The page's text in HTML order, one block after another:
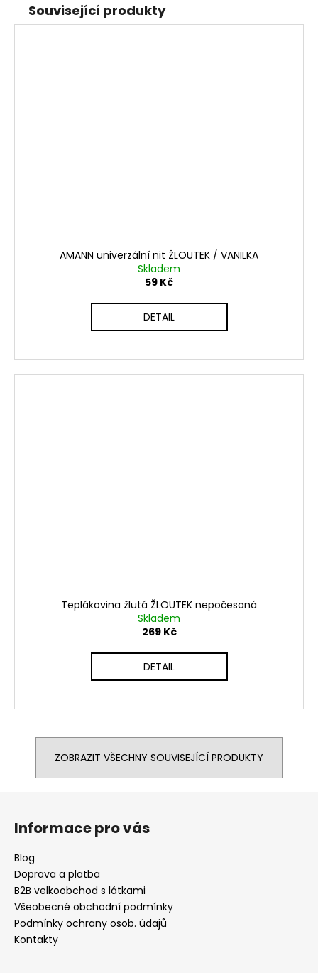
Související produkty
AMANN univerzální nit ŽLOUTEK / VANILKA
Skladem
59 Kč
DETAIL
Teplákovina žlutá ŽLOUTEK nepočesaná
Skladem
269 Kč
DETAIL
ZOBRAZIT VŠECHNY SOUVISEJÍCÍ PRODUKTY
Z
Informace pro vás
Blog
Doprava a platba
B2B velkoobchod s látkami
Všeobecné obchodní podmínky
Podmínky ochrany osob. údajů
Kontakty